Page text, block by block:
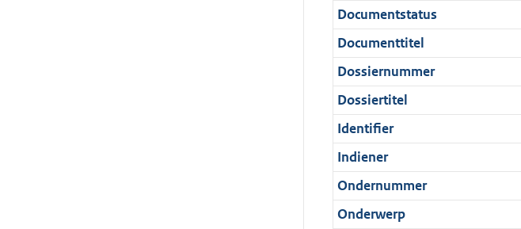
o
r
m
a
a
t
f
o
r
m
a
a
t
n
f
o
r
m
a
a
t
b
i
n
f
o
r
m
a
a
t
K
b
t
K
Documentstatus
Documenttitel
Dossiernummer
Dossiertitel
Identifier
Indiener
Ondernummer
Onderwerp